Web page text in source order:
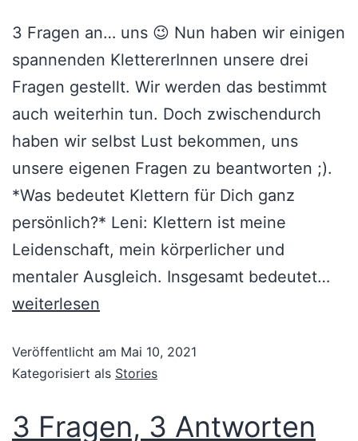
3 Fragen an… uns 😉 Nun haben wir einigen
spannenden KlettererInnen unsere drei
Fragen gestellt. Wir werden das bestimmt
auch weiterhin tun. Doch zwischendurch
haben wir selbst Lust bekommen, uns
unsere eigenen Fragen zu beantworten ;).
*Was bedeutet Klettern für Dich ganz
persönlich?* Leni: Klettern ist meine
Leidenschaft, mein körperlicher und
mentaler Ausgleich. Insgesamt bedeutet…
weiterlesen
Veröffentlicht am Mai 10, 2021
Kategorisiert als Stories
3 Fragen, 3 Antworten